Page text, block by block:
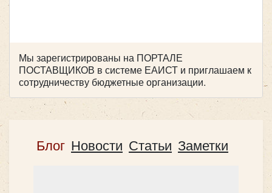
Мы зарегистрированы на ПОРТАЛЕ
ПОСТАВЩИКОВ в системе ЕАИСТ и приглашаем к
сотрудничеству бюджетные организации.
Iveco Neman
Блог Новости Статьи Заметки